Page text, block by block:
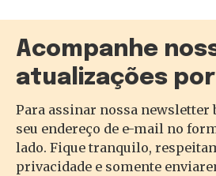
Acompanhe
atualizações por
Para assinar nossa newsletter
seu endereço de e-mail no
lado. Fique tranquilo,
privacidade e somente